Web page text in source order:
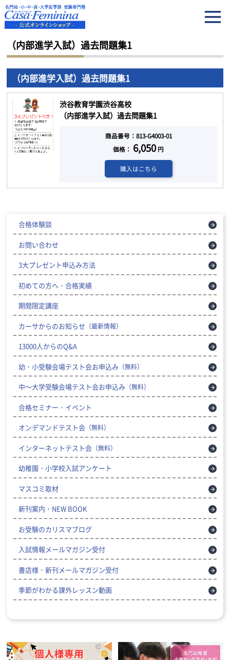
HOME （内部進学入試）過去問題集1
（内部進学入試）過去問題集1
（内部進学入試）過去問題集1
渋谷教育学園渋谷高校
（内部進学入試）過去問題集1
商品番号：813-G4003-01
価格： 6,050円
購入はこちら
合格体験談
お問い合わせ
3大プレゼント申込み方法
初めての方へ・合格実績
期間限定講座
カーサからのお知らせ （最新情報）
13000人からのQ&A
幼・小受験会場テスト会お申込み （無料）
中～大学受験会場テスト会お申込み （無料）
合格セミナー・イベント
オンデマンドテスト会 （無料）
インターネットテスト会 （無料）
幼稚園・小学校入試アンケート
マスコミ取材
新刊案内・NEW BOOK
お受験のカリスマブログ
入試情報メールマガジン受付
書店様・新刊メールマガジン受付
季節がわかる課外レッスン動画